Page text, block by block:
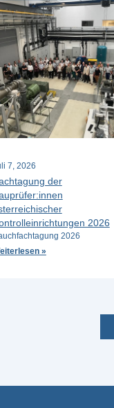
7, 2026
der
2026
2026
»